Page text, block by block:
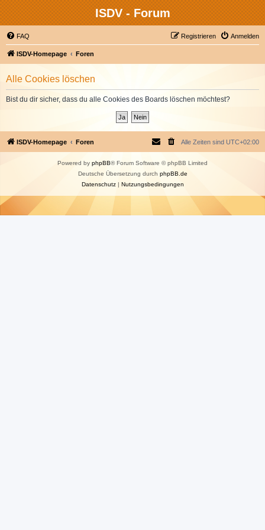
ISDV - Forum
FAQ Anmelden
Registrieren
ISDV-Homepage Foren
Alle Cookies löschen
Bist du dir sicher, dass du alle Cookies des Boards löschen möchtest?
ISDV-Homepage Foren Alle Zeiten sind UTC+02:00
Powered by phpBB® Forum Software © phpBB Limited
Deutsche Übersetzung durch phpBB.de
Datenschutz| Nutzungsbedingungen